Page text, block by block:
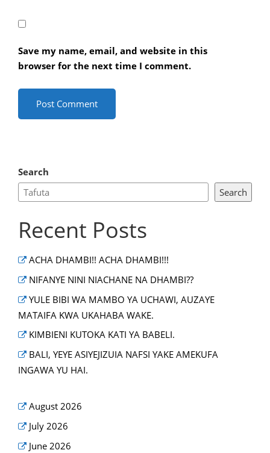
Save my name, email, and website in this
browser for the next time I comment.
Search
Search
Recent Posts
ACHA DHAMBI!! ACHA DHAMBI!!!
NIFANYE NINI NIACHANE NA DHAMBI??
YULE BIBI WA MAMBO YA UCHAWI, AUZAYE
MATAIFA KWA UKAHABA WAKE.
KIMBIENI KUTOKA KATI YA BABELI.
BALI, YEYE ASIYEJIZUIA NAFSI YAKE AMEKUFA
INGAWA YU HAI.
August 2026
July 2026
June 2026